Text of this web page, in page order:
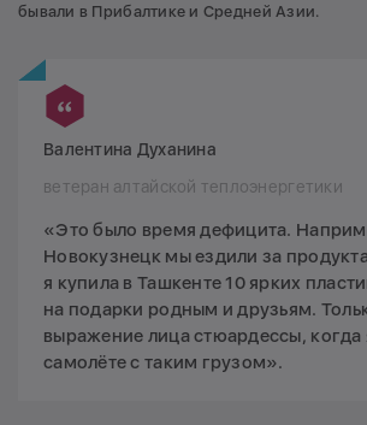
бывали в Прибалтике и Средней Азии.
Валентина Духанина
ветеран алтайской теплоэнергетики
«Это было время дефицита.
Новокузнецк мы ездили за
я купила в Ташкенте 10 ярких
на подарки родным и друзьям.
выражение лица стюардессы, когда
самолёте с таким грузом».